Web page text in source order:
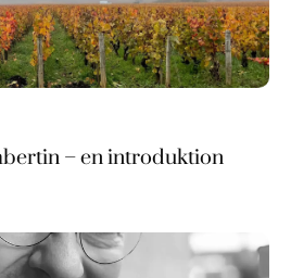
– en introduktion